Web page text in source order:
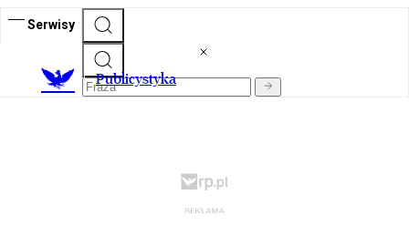
Serwisy
Publicystyka